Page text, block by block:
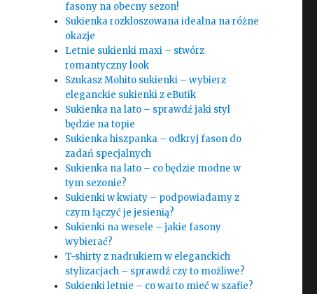
fasony na obecny sezon!
Sukienka rozkloszowana idealna na różne
okazje
Letnie sukienki maxi – stwórz
romantyczny look
Szukasz Mohito sukienki – wybierz
eleganckie sukienki z eButik
Sukienka na lato – sprawdź jaki styl
będzie na topie
Sukienka hiszpanka – odkryj fason do
zadań specjalnych
Sukienka na lato – co będzie modne w
tym sezonie?
Sukienki w kwiaty – podpowiadamy z
czym łączyć je jesienią?
Sukienki na wesele – jakie fasony
wybierać?
T-shirty z nadrukiem w eleganckich
stylizacjach – sprawdź czy to możliwe?
Sukienki letnie – co warto mieć w szafie?